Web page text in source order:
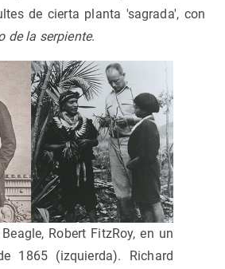
de cierta planta 'sagrada', con
de la serpiente.
Robert FitzRoy, en un
1865 (izquierda). Richard